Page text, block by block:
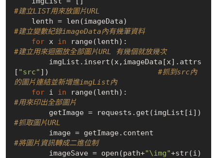
#建立LIST用來放圖片URL
#建立變數紀錄imageData內有幾筆資料
for x in
#建立用來迴圈放全部圖片URL 有幾個就放幾次
[ "src" ]) #抓到src內
的圖片連結並新增進imgList內
for i in
#用來印出全部圖片
#抓取圖片URL
#將圖片資訊轉成二進位制
        imageSave = open(path+
"\img"+str(i)